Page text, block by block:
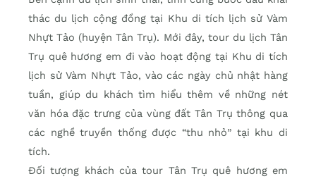
thác du lịch cộng đồng tại Khu di tích lịch sử Vàm
Nhựt Tảo (huyện Tân Trụ). Mới đây, tour du lịch Tân
Trụ quê hương em đi vào hoạt động tại Khu di tích
lịch sử Vàm Nhựt Tảo, vào các ngày chủ nhật hàng
tuần, giúp du khách tìm hiểu thêm về những nét
văn hóa đặc trưng của vùng đất Tân Trụ thông qua
các nghề truyền thống được “thu nhỏ” tại khu di
tích.
Đối tượng khách của tour Tân Trụ quê hương em